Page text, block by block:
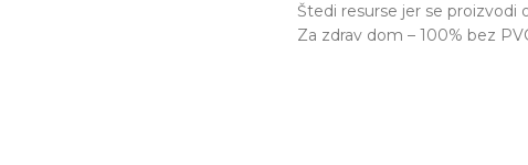
Štedi resurse jer se proizvodi
Za zdrav dom – 100% bez